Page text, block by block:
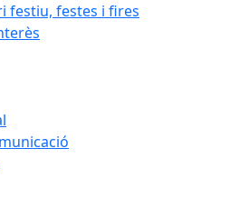
festiu, festes i fires